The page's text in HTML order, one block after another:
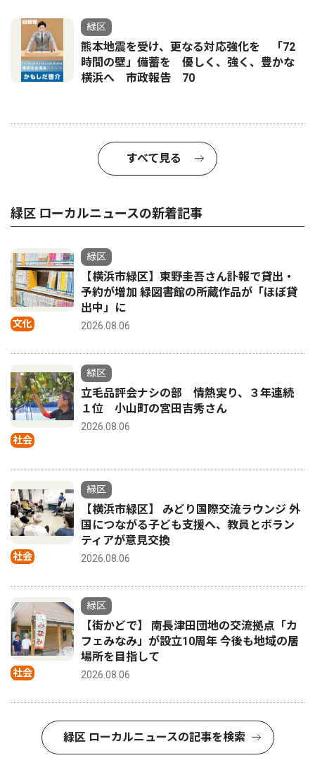
緑区
熊本地震を受け、更なる対応強化を 「72
時間の壁」備蓄を 優しく、強く、豊かな
横浜へ 市政報告 70
すべて見る
緑区 ローカルニュースの新着記事
文化
緑区
【横浜市緑区】東野圭吾さん訃報で貸出・
予約が増加 緑図書館の所蔵作品が「ほぼ貸
出中」に
2026.08.06
社会
緑区
立毛品評会ナシの部 情熱実り、３年連続
１位 小山町の宮田吉秀さん
2026.08.06
社会
緑区
【横浜市緑区】 みどり国際交流ラウンジ 外
国につながる子ども支援へ、教員とボラン
ティアが意見交換
2026.08.06
社会
緑区
【街かどで】 南長津田団地の交流拠点「カ
フェみなみ」が設立10周年 今後も地域の居
場所を目指して
2026.08.06
緑区 ローカルニュースの記事を検索